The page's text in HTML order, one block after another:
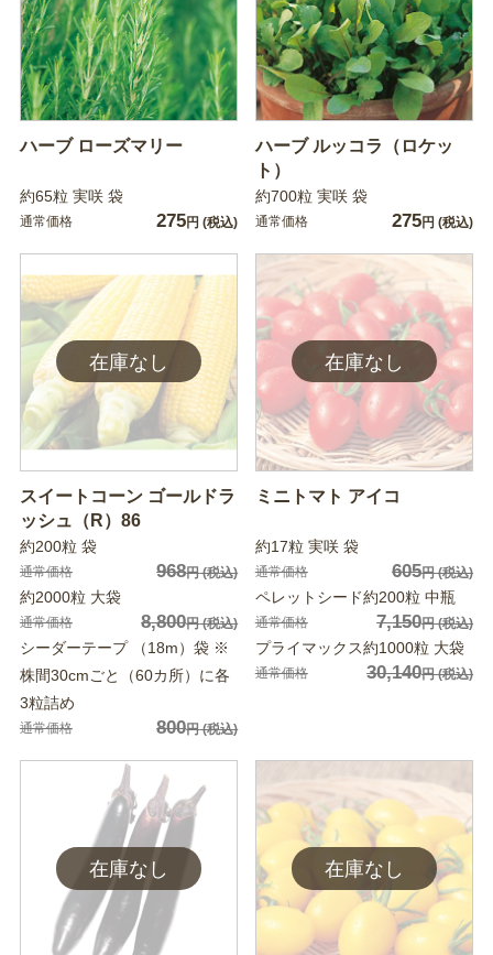
ハーブ ローズマリー
約65粒 実咲 袋
通常価格 275円 (税込)
ハーブ ルッコラ（ロケッ
ト）
約700粒 実咲 袋
通常価格 275円 (税込)
スイートコーン ゴールドラ
ッシュ（R）86
約200粒 袋
通常価格 968円(税込)
約2000粒 大袋
通常価格 8,800円(税込)
シーダーテープ （18m）袋 ※
株間30cmごと（60カ所）に各
3粒詰め
通常価格 800円(税込)
ミニトマト アイコ
約17粒 実咲 袋
通常価格 605円(税込)
ペレットシード約200粒 中瓶
通常価格 7,150円(税込)
プライマックス約1000粒 大袋
通常価格 30,140円(税込)